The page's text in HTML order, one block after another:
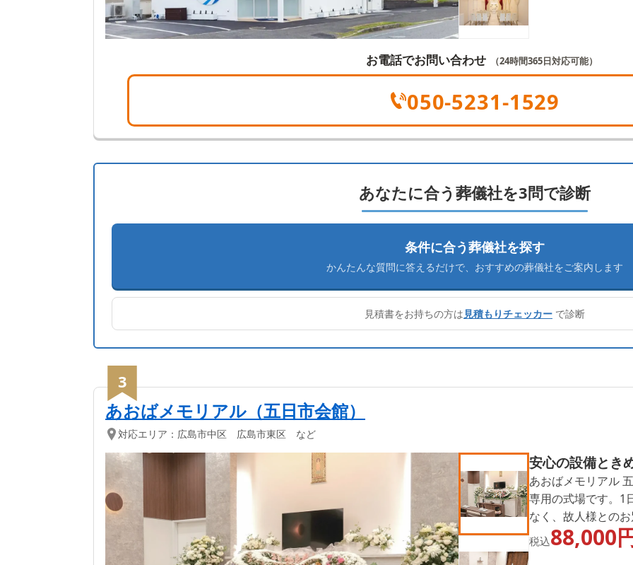
お電話でお問い合わせ （24時間365日対応可能）
050-5231-1529
あなたに合う葬儀社を3問で診断
条件に合う葬儀社を探す
かんたんな質問に答えるだけで、 おすすめの葬儀社をご案内します
見積書をお持ちの方は見積もりチェッカー で診断
3
あおばメモリアル（五日市会館）
対応エリア： 広島市中区 広島市東区 など
安心の設備とき
あおばメモリアル
専用の式場です。1
なく、故人様との
親族控室、シャワ
バリアフリー設計
税込88,000